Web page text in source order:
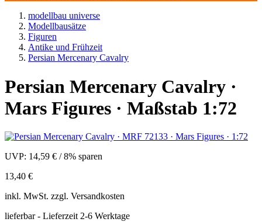
modellbau universe
Modellbausätze
Figuren
Antike und Frühzeit
Persian Mercenary Cavalry
Persian Mercenary Cavalry ·
Mars Figures · Maßstab 1:72
UVP: 14,59 € /8% sparen
13,40 €
inkl. MwSt. zzgl. Versandkosten
lieferbar - Lieferzeit 2-6 Werktage